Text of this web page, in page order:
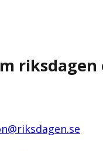
riksdagen